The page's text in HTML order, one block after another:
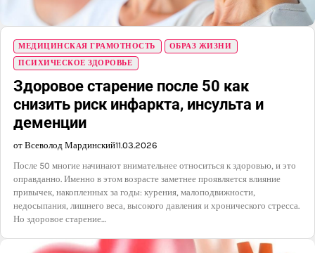
МЕДИЦИНСКАЯ ГРАМОТНОСТЬ
ОБРАЗ ЖИЗНИ
ПСИХИЧЕСКОЕ ЗДОРОВЬЕ
Здоровое старение после 50 как
снизить риск инфаркта, инсульта и
деменции
от Всеволод Мардинский11.03.2026
После 50 многие начинают внимательнее относиться к здоровью, и это
оправданно. Именно в этом возрасте заметнее проявляется влияние
привычек, накопленных за годы: курения, малоподвижности,
недосыпания, лишнего веса, высокого давления и хронического стресса.
Но здоровое старение…